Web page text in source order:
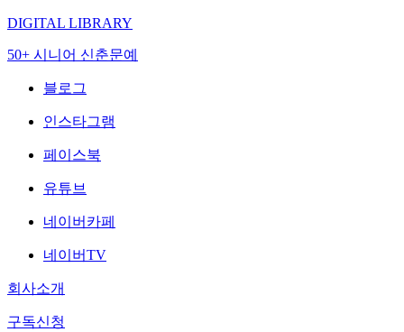
DIGITAL LIBRARY
50+ 시니어 신춘문예
블로그
인스타그램
페이스북
유튜브
네이버카페
네이버TV
회사소개
구독신청